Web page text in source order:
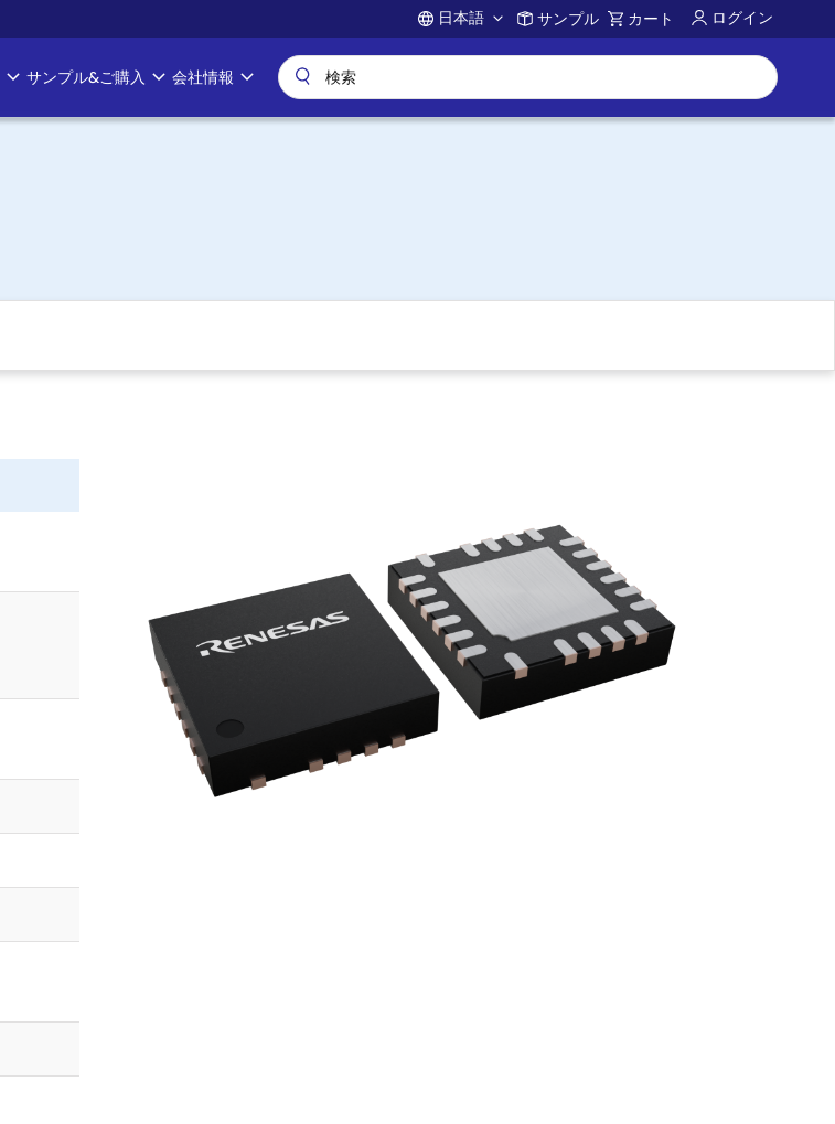
Account
日本語 サンプル カート ログイン
サンプル&ご購入 会社情報